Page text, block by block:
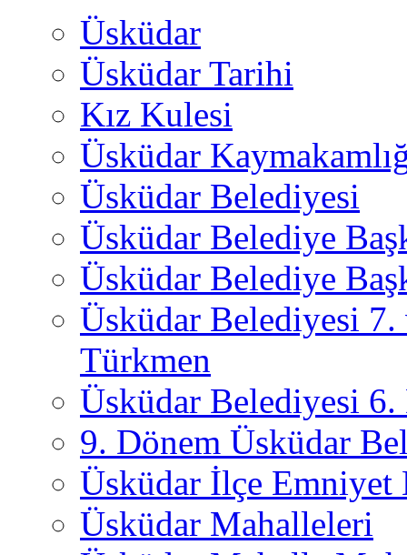
Üsküdar
Üsküdar Tarihi
Kız Kulesi
Üsküdar
Üsküdar Belediyesi
Üsküdar Belediye
Üsküdar Belediye
Üsküdar Belediyesi
Türkmen
Üsküdar Belediyesi 6.
9. Dönem Üsküdar
Üsküdar İlçe
Üsküdar Mahalleleri